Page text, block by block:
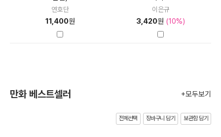
연호단
11,400원
이은규
3,420원 (10%)
만화 베스트셀러 +모두보기
전체선택 장바구니 담기 보관함 담기